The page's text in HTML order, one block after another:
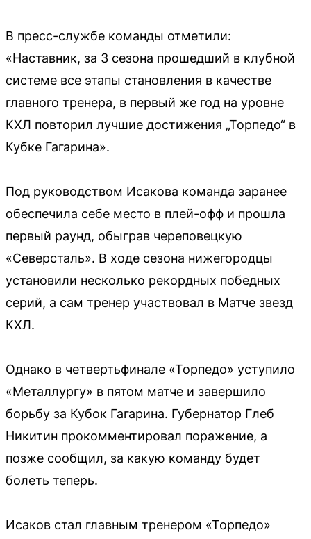
В пресс-службе команды отметили:
«Наставник, за 3 сезона прошедший в клубной
системе все этапы становления в качестве
главного тренера, в первый же год на уровне
КХЛ повторил лучшие достижения „Торпедо“ в
Кубке Гагарина».
Под руководством Исакова команда заранее
обеспечила себе место в плей-офф и прошла
первый раунд, обыграв череповецкую
«Северсталь». В ходе сезона нижегородцы
установили несколько рекордных победных
серий, а сам тренер участвовал в Матче звезд
КХЛ.
Однако в четвертьфинале «Торпедо» уступило
«Металлургу» в пятом матче и завершило
борьбу за Кубок Гагарина. Губернатор Глеб
Никитин прокомментировал поражение, а
позже сообщил, за какую команду будет
болеть теперь.
Исаков стал главным тренером «Торпедо»